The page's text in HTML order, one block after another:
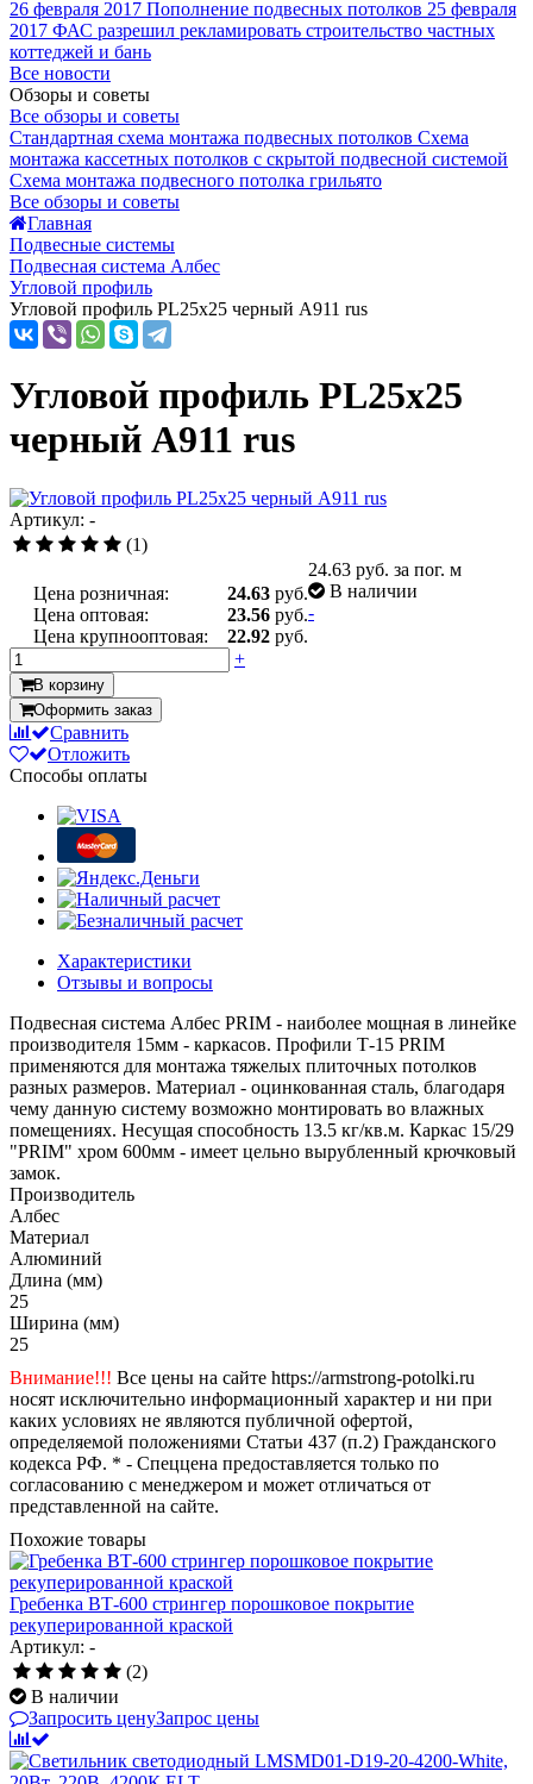
26 февраля 2017 Пополнение подвесных потолков 25 февраля
2017 ФАС разрешил рекламировать строительство частных
коттеджей и бань
Все новости
Обзоры и советы
Все обзоры и советы
Стандартная схема монтажа подвесных потолков Схема
монтажа кассетных потолков с скрытой подвесной системой
Схема монтажа подвесного потолка грильято
Все обзоры и советы
Главная
Подвесные системы
Подвесная система Албес
Угловой профиль
Угловой профиль PL25х25 черный А911 rus
Угловой профиль PL25х25
черный А911 rus
Артикул: -
(1)
Цена розничная: 24.63 руб.
Цена оптовая:
23.56 руб.
Цена крупнооптовая:
22.92 руб.
24.63 руб. за пог. м
В наличии
-
+
В корзину
Оформить заказ
Сравнить
Отложить
Способы оплаты
Характеристики
Отзывы и вопросы
Подвесная система Албес PRIM - наиболее мощная в линейке
производителя 15мм - каркасов. Профили Т-15 PRIM
применяются для монтажа тяжелых плиточных потолков
разных размеров. Материал - оцинкованная сталь, благодаря
чему данную систему возможно монтировать во влажных
помещениях. Несущая способность 13.5 кг/кв.м. Каркас 15/29
"PRIM" хром 600мм - имеет цельно вырубленный крючковый
замок.
Производитель
Албес
Материал
Алюминий
Длина (мм)
25
Ширина (мм)
25
Внимание!!! Все цены на сайте https://armstrong-potolki.ru
носят исключительно информационный характер и ни при
каких условиях не являются публичной офертой,
определяемой положениями Статьи 437 (п.2) Гражданского
кодекса РФ. * - Спеццена предоставляется только по
согласованию с менеджером и может отличаться от
представленной на сайте.
Похожие товары
Гребенка ВТ-600 стрингер порошковое покрытие
рекуперированной краской
Артикул: -
(2)
В наличии
Запросить ценуЗапрос цены